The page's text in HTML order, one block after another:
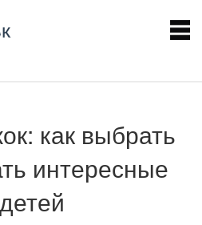
как выбрать
интересные